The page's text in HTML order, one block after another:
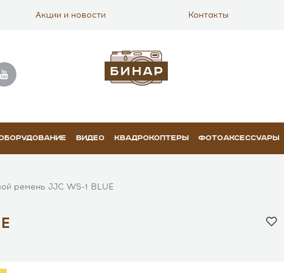
Акции и новости Контакты
ВИДЕО КВАДРОКОПТЕРЫ ФОТОАКСЕССУАРЫ
ремень JJC WS-1 BLUE